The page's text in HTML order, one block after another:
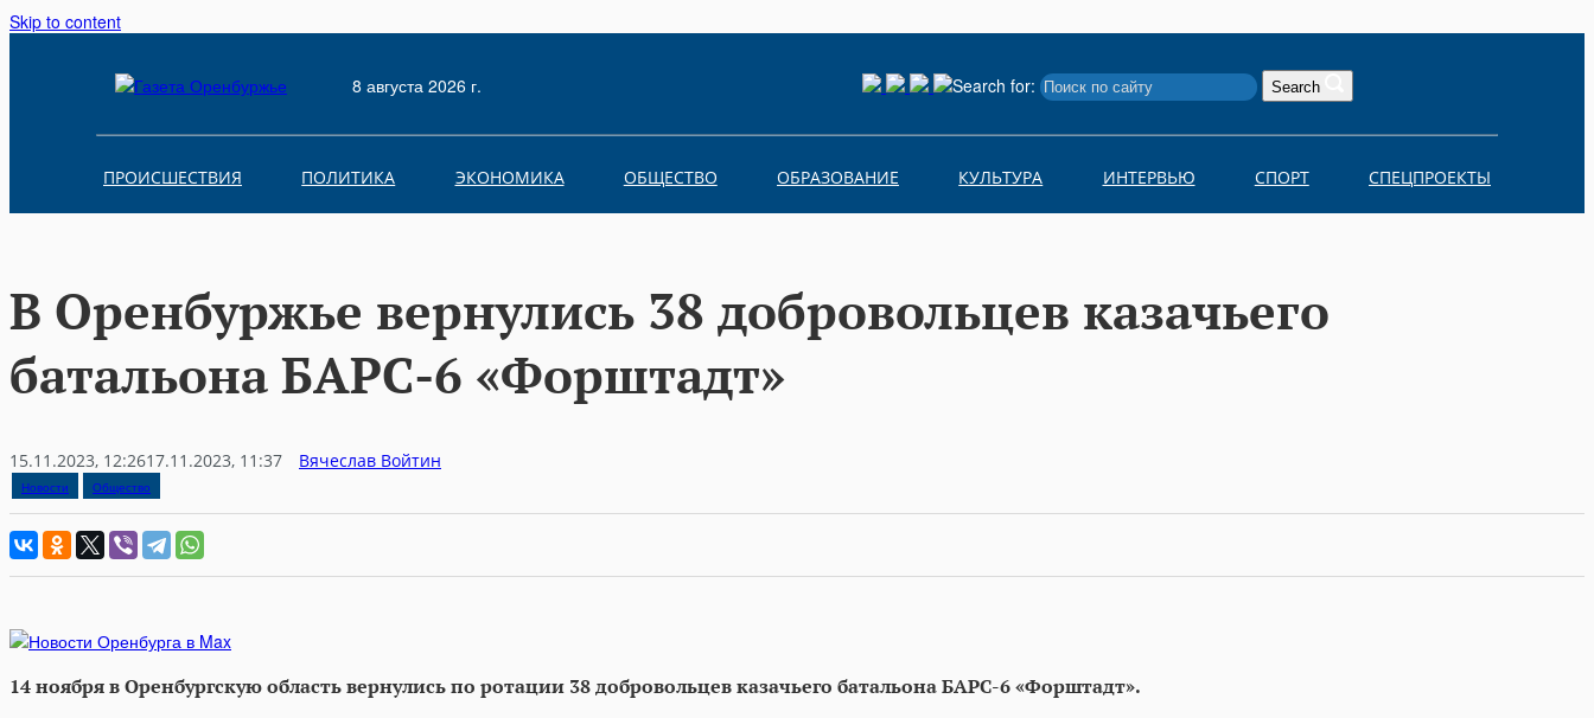
Skip to content
8 августа 2026 г. Search for: Search
ПРОИСШЕСТВИЯ ПОЛИТИКА ЭКОНОМИКА ОБЩЕСТВО ОБРАЗОВАНИЕ КУЛЬТУРА ИНТЕРВЬЮ СПОРТ СПЕЦПРОЕКТЫ
В Оренбуржье вернулись 38 добровольцев казачьего
батальона БАРС-6 «Форштадт»
15.11.2023, 12:2617.11.2023, 11:37 Вячеслав Войтин
Новости Общество
14 ноября в Оренбургскую область вернулись по ротации 38 добровольцев казачьего батальона БАРС-6 «Форштадт».